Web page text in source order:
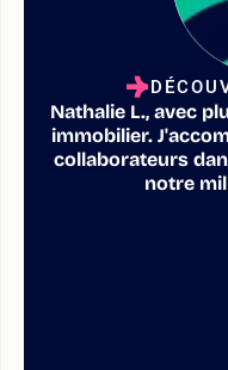
Nathalie L., avec
immobilier.
collaborateurs
notre